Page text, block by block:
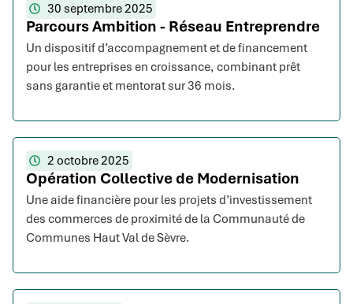
30 septembre 2025
Parcours Ambition - Réseau Entreprendre
Un dispositif d’accompagnement et de financement
pour les entreprises en croissance, combinant prêt
sans garantie et mentorat sur 36 mois.
2 octobre 2025
Opération Collective de Modernisation
Une aide financière pour les projets d’investissement
des commerces de proximité de la Communauté de
Communes Haut Val de Sèvre.